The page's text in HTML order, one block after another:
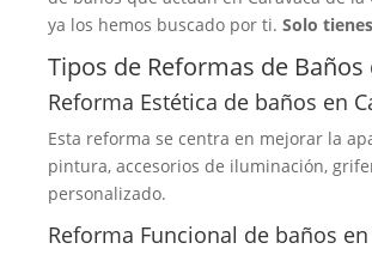
ya los hemos buscado por ti. Solo
Tipos de Reformas de
Reforma Estética de baños en
Esta reforma se centra en mejorar la
pintura, accesorios de iluminación,
personalizado.
Reforma Funcional de baños